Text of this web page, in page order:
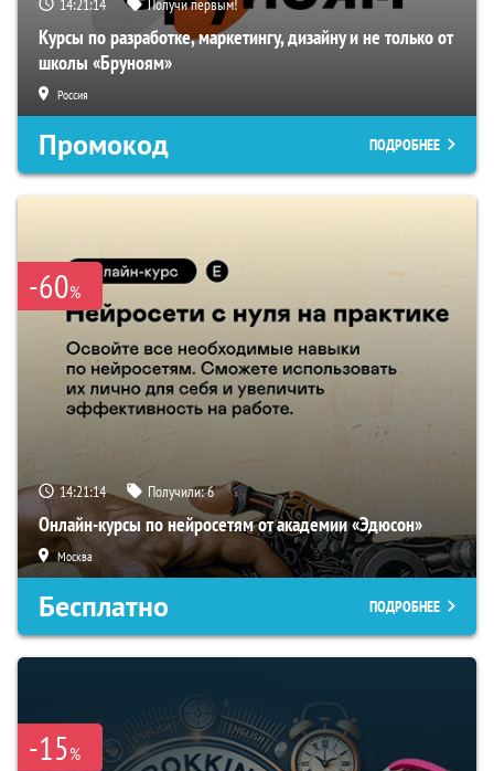
14:21:13 Получи первым!
Курсы по разработке, маркетингу, дизайну и не только от
школы «Бруноям»
Россия
Промокод ПОДРОБНЕЕ
-60%
14:21:13 Получили:6
Онлайн-курсы по нейросетям от академии «Эдюсон»
Москва
Бесплатно ПОДРОБНЕЕ
-15%